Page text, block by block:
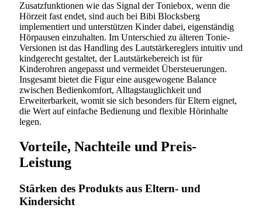
Zusatzfunktionen wie das Signal der Toniebox, wenn die
Hörzeit fast endet, sind auch bei Bibi Blocksberg
implementiert und unterstützen Kinder dabei, eigenständig
Hörpausen einzuhalten. Im Unterschied zu älteren Tonie-
Versionen ist das Handling des Lautstärkereglers intuitiv und
kindgerecht gestaltet, der Lautstärkebereich ist für
Kinderohren angepasst und vermeidet Übersteuerungen.
Insgesamt bietet die Figur eine ausgewogene Balance
zwischen Bedienkomfort, Alltagstauglichkeit und
Erweiterbarkeit, womit sie sich besonders für Eltern eignet,
die Wert auf einfache Bedienung und flexible Hörinhalte
legen.
Vorteile, Nachteile und Preis-
Leistung
Stärken des Produkts aus Eltern- und
Kindersicht